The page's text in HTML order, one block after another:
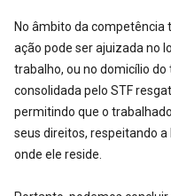
No âmbito da competência
ação pode ser ajuizada no
trabalho, ou no domicílio
consolidada pelo STF
permitindo que o
seus direitos, respeitando
onde ele reside.